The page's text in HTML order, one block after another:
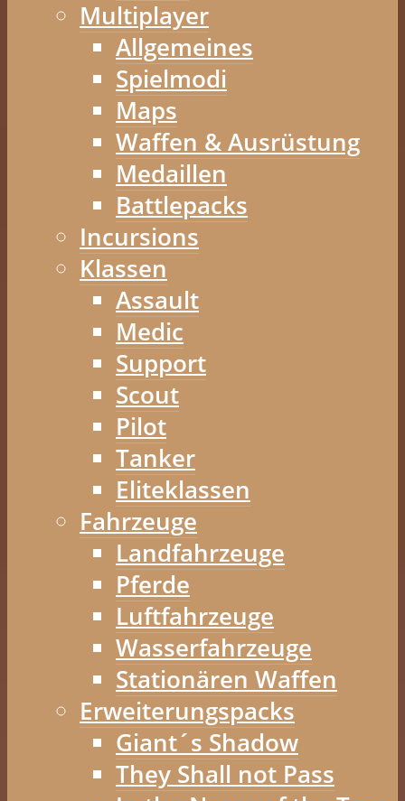
Multiplayer
Allgemeines
Spielmodi
Maps
Waffen & Ausrüstung
Medaillen
Battlepacks
Incursions
Klassen
Assault
Medic
Support
Scout
Pilot
Tanker
Eliteklassen
Fahrzeuge
Landfahrzeuge
Pferde
Luftfahrzeuge
Wasserfahrzeuge
Stationären Waffen
Erweiterungspacks
Giant´s Shadow
They Shall not Pass